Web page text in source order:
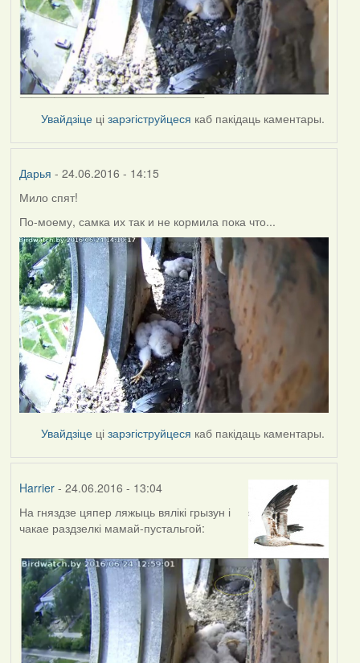
Увайдзіце цізарэгіструйцеся каб пакідаць каментары.
Дарья - 24.06.2016 - 14:15
Мило спят!
По-моему, самка их так и не кормила пока что...
Увайдзіце цізарэгіструйцеся каб пакідаць каментары.
Harrier- 24.06.2016 - 13:04
На гняздзе цяпер ляжыць вялікі грызун і
чакае раздзелкі мамай-пустальгой: